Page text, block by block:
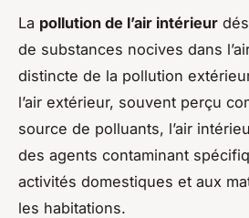
La pollution de l’air intérieur
de substances nocives dans
distincte de la pollution
l’air extérieur, souvent perçu
source de polluants, l’air
des agents contaminant
activités domestiques et aux
les habitations.